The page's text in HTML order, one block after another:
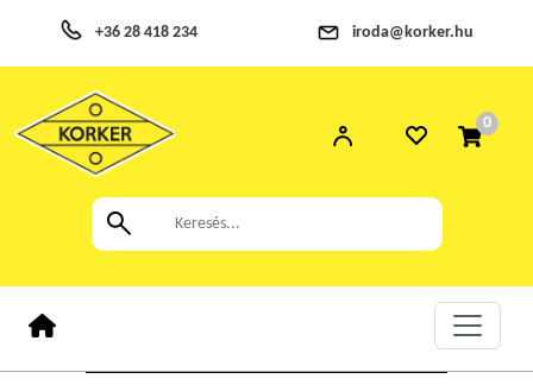
+36 28 418 234 iroda@korker.hu
0